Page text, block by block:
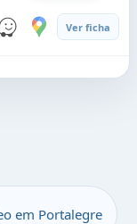
Ver ficha
em Portalegre